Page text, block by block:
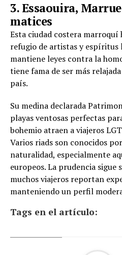
3. Essaouira,
matices
Esta ciudad costera
refugio de artistas y espíritus
mantiene leyes contra la
tiene fama de ser más
país.
Su medina declarada
playas ventosas perfectas
bohemio atraen a viajeros
Varios riads son conocidos
naturalidad, especialmente
europeos. La prudencia sigue
muchos viajeros reportan
manteniendo un perfil
Tags en el artículo: